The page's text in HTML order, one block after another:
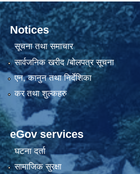
Notices
सूचना तथा समाचार
सार्वजनिक खरीद /बोलपत्र सूचना
एन, कानुन तथा निर्देशिका
कर तथा शुल्कहरु
eGov services
घटना दर्ता
सामाजिक सुरक्षा